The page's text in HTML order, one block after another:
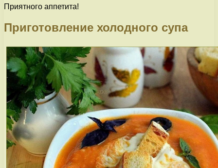
Приятного аппетита!
Приготовление холодного супа